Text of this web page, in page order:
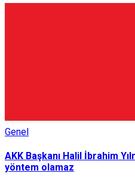
Genel
AKK Başkanı Halil İbrahim
yöntem olamaz